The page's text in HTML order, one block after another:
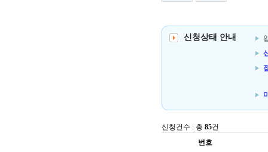
신청상태 안내
신청건수 : 총 85건
번호